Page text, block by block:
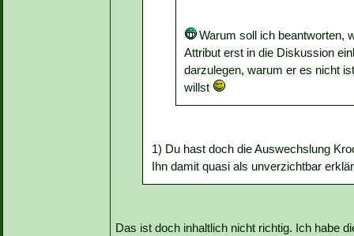
Warum soll ich beantworten,
Attribut erst in die Diskussion
darzulegen, warum er es nicht
willst
1) Du hast doch die Auswechslung
Ihn damit quasi als unverzichtbar
Das ist doch inhaltlich nicht richtig. Ich habe